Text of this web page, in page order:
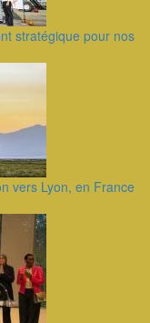
stratégique pour nos
vers Lyon, en France